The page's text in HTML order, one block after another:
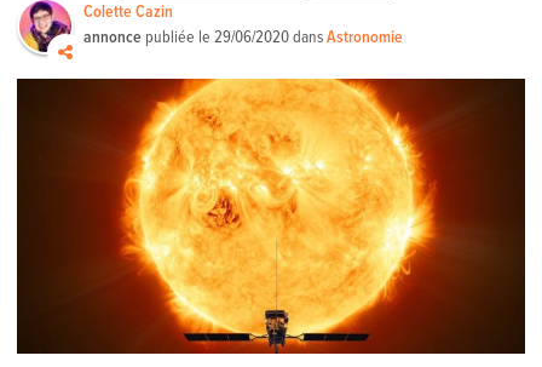
Colette Cazin
annonce publiée le29/06/2020dansAstronomie